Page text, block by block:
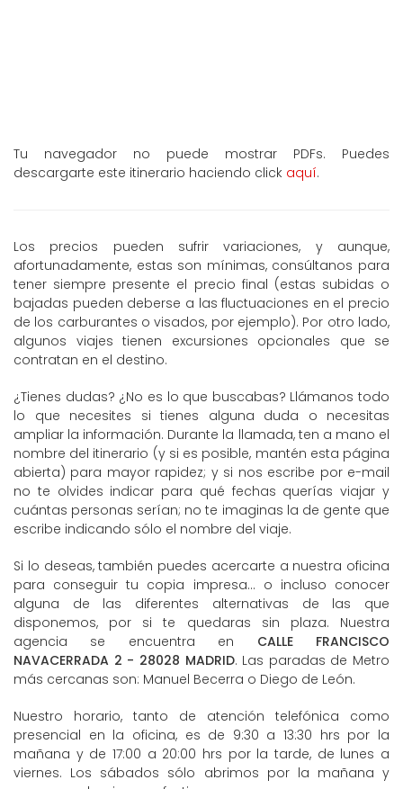
Tu navegador no puede mostrar PDFs. Puedes
descargarte este itinerario haciendo click aquí.
Los precios pueden sufrir variaciones, y aunque,
afortunadamente, estas son mínimas, consúltanos para
tener siempre presente el precio final (estas subidas o
bajadas pueden deberse a las fluctuaciones en el precio
de los carburantes o visados, por ejemplo). Por otro lado,
algunos viajes tienen excursiones opcionales que se
contratan en el destino.
¿Tienes dudas? ¿No es lo que buscabas? Llámanos todo
lo que necesites si tienes alguna duda o necesitas
ampliar la información. Durante la llamada, ten a mano el
nombre del itinerario (y si es posible, mantén esta página
abierta) para mayor rapidez; y si nos escribe por e-mail
no te olvides indicar para qué fechas querías viajar y
cuántas personas serían; no te imaginas la de gente que
escribe indicando sólo el nombre del viaje.
Si lo deseas, también puedes acercarte a nuestra oficina
para conseguir tu copia impresa... o incluso conocer
alguna de las diferentes alternativas de las que
disponemos, por si te quedaras sin plaza. Nuestra
agencia se encuentra en CALLE FRANCISCO
NAVACERRADA 2 - 28028 MADRID. Las paradas de Metro
más cercanas son: Manuel Becerra o Diego de León.
Nuestro horario, tanto de atención telefónica como
presencial en la oficina, es de 9:30 a 13:30 hrs por la
mañana y de 17:00 a 20:00 hrs por la tarde, de lunes a
viernes. Los sábados sólo abrimos por la mañana y